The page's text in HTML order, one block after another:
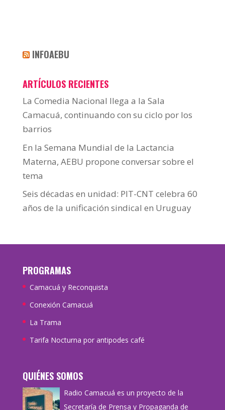
INFOAEBU
ARTÍCULOS RECIENTES
La Comedia Nacional llega a la Sala
Camacuá, continuando con su ciclo por los
barrios
En la Semana Mundial de la Lactancia
Materna, AEBU propone conversar sobre el
tema
Seis décadas en unidad: PIT-CNT celebra 60
años de la unificación sindical en Uruguay
PROGRAMAS
Camacuá y Reconquista
Conexión Camacuá
La Trama
Tarifa Nocturna por antipodes café
QUIÉNES SOMOS
Radio Camacuá es un proyecto de la
Secretaría de Prensa y Propaganda de